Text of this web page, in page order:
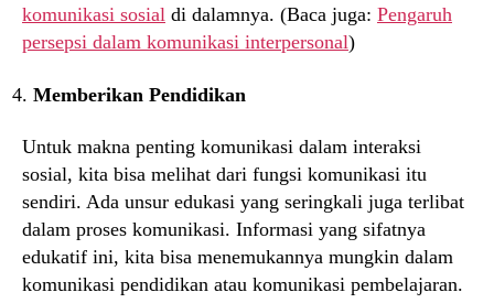
komunikasi sosial di dalamnya. (Baca juga: Pengaruh
persepsi dalam komunikasi interpersonal)
Memberikan Pendidikan
Untuk makna penting komunikasi dalam interaksi
sosial, kita bisa melihat dari fungsi komunikasi itu
sendiri. Ada unsur edukasi yang seringkali juga terlibat
dalam proses komunikasi. Informasi yang sifatnya
edukatif ini, kita bisa menemukannya mungkin dalam
komunikasi pendidikan atau komunikasi pembelajaran.